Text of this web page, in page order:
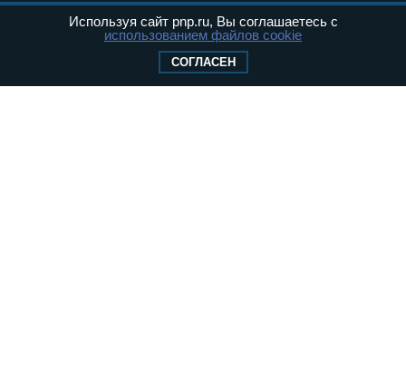
связи, информационных технологий и
массовых коммуникаций (Роскомнадзор) 05
Свидетельство о регистрации Эл № ФС77-
Используя сайт pnp.ru, Вы соглашаетесь с
использованием файлов cookie
СОГЛАСЕН